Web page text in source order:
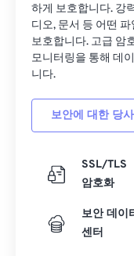
하게 보호합니다. 강
디오, 문서 등 어떤
보호합니다. 고급 암
모니터링을 통해 데
니다.
보안에 대한 당
SSL/TLS
암호화
보안 데이
센터